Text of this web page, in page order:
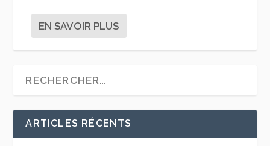
EN SAVOIR PLUS
ARTICLES RÉCENTS